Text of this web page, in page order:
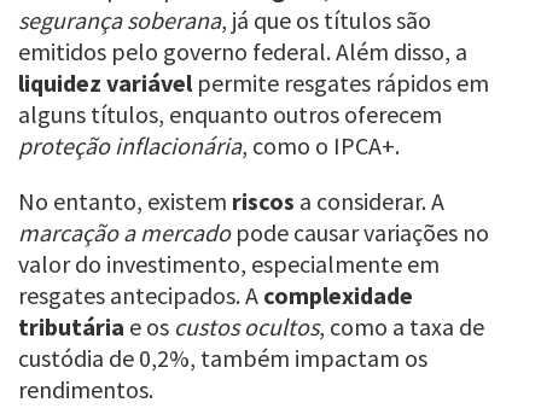
segurança soberana, já que os títulos são
emitidos pelo governo federal. Além disso, a
liquidez variávelpermite resgates rápidos em
alguns títulos, enquanto outros oferecem
proteção inflacionária, como o IPCA+.
No entanto, existem riscos a considerar. A
marcação a mercadopode causar variações no
valor do investimento, especialmente em
resgates antecipados. A complexidade
tributária e os custos ocultos, como a taxa de
custódia de 0,2%, também impactam os
rendimentos.